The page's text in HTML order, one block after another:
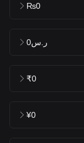
₨0
ر.س0
₹0
¥0